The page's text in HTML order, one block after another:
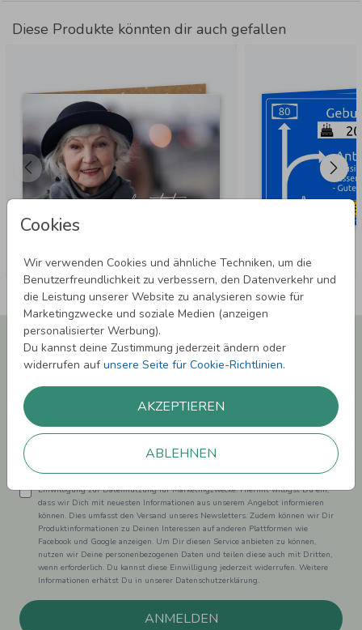
Cookies
Wir verwenden Cookies und ähnliche Techniken, um die
Benutzerfreundlichkeit zu verbessern, den Datenverkehr und
die Leistung unserer Website zu analysieren sowie für
Marketingzwecke und soziale Medien (anzeigen
personalisierter Werbung).
Du kannst deine Zustimmung jederzeit ändern oder
widerrufen aufunsere Seite für Cookie-Richtlinien.
AKZEPTIEREN
ABLEHNEN
Diese Produkte könnten dir auch gefallen
Newsletter abonnieren und 5,00 € Rabatt**
sichern!
Laufenden.
Einwilligung zur Datennutzung für Marketingzwecke: Hiermit willigst Du ein,
dass wir Dich mit neuesten Informationen aus unserem Angebot informieren
können. Dies umfasst den Versand unseres Newsletters. Zudem können wir Dir
Produktinformationen zu Deinen Interessen auf anderen Plattformen wie
Facebook und Google anzeigen. Um Dir diesen Service anbieten zu können,
nutzen wir Deine personenbezogenen Daten und teilen diese auch mit Dritten,
wenn erforderlich. Du kannst diese Einwilligung jederzeit widerrufen. Weitere
Informationen erhätst Du in unserer Datenschutzerklärung.
ANMELDEN